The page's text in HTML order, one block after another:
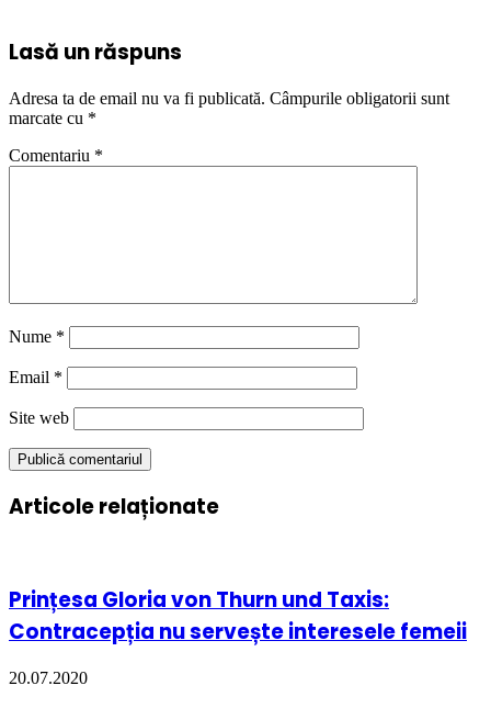
Lasă un răspuns
Adresa ta de email nu va fi publicată. Câmpurile obligatorii sunt
marcate cu *
Comentariu *
Nume *
Email *
Site web
Articole relaționate
Prințesa Gloria von Thurn und Taxis:
Contracepția nu servește interesele femeii
20.07.2020